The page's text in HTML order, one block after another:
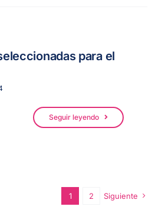
para el
Seguir leyendo
1 2 Siguiente